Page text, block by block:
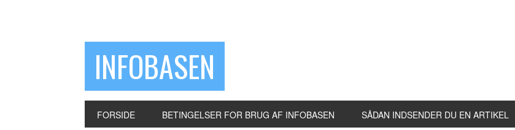
INFOBASEN
FORSIDE BETINGELSER FOR BRUG AF INFOBASEN SÅDAN INDSENDER DU EN ARTIKEL